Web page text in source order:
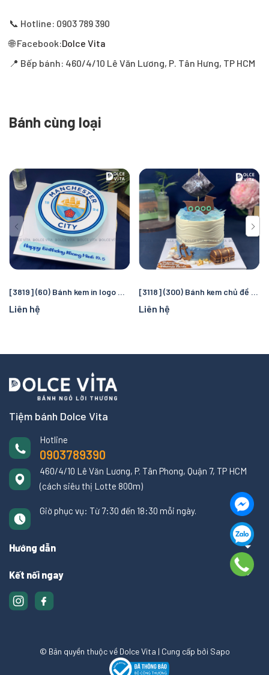
📞 Hotline: 0903 789 390
🌐 Facebook:Dolce Vita
📍 Bếp bánh: 460/4/10 Lê Văn Lương, P. Tân Hưng, TP HCM
Bánh cùng loại
[3819] (60) Bánh kem in logo Manchester City – Quà tặng sinh nhật hoàn hảo cho fan bóng đá
Liên hệ
[3118] (300) Bánh kem chủ đề cướp biển và đại dương – Chuyến truy tìm kho báu kỳ thú cho bé
Liên hệ
Tiệm bánh Dolce Vita
Hotline
0903789390
460/4/10 Lê Văn Lương, P. Tân Phong, Quận 7, TP HCM
(cách siêu thị Lotte 800m)
Giờ phục vụ: Từ 7:30 đến 18:30 mỗi ngày.
Hướng dẫn
Kết nối ngay
© Bản quyền thuộc về Dolce Vita | Cung cấp bởi Sapo